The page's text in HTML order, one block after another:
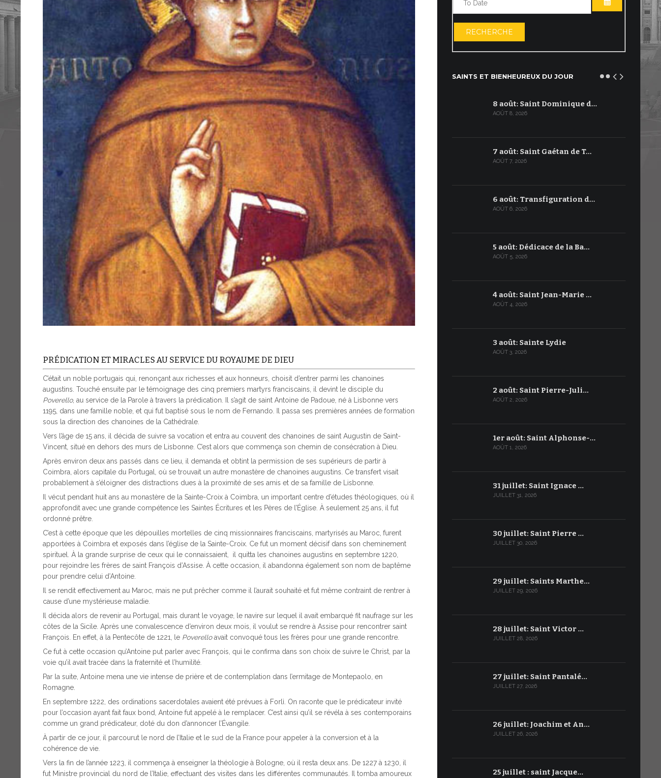
PRÉDICATION ET MIRACLES AU SERVICE DU ROYAUME DE DIEU
C’était un noble portugais qui, renonçant aux richesses et aux honneurs, choisit d’entrer parmi les chanoines
augustins. Touché ensuite par le témoignage des cinq premiers martyrs franciscains, il devint le disciple du
Poverello, au service de la Parole à travers la prédication. Il s’agit de saint Antoine de Padoue, né à Lisbonne vers
1195, dans une famille noble, et qui fut baptisé sous le nom de Fernando. Il passa ses premières années de formation
sous la direction des chanoines de la Cathédrale.
Vers l’âge de 15 ans, il décida de suivre sa vocation et entra au couvent des chanoines de saint Augustin de Saint-
Vincent, situé en dehors des murs de Lisbonne. C’est alors que commença son chemin de consécration à Dieu.
Après environ deux ans passés dans ce lieu, il demanda et obtint la permission de ses supérieurs de partir à
Coimbra, alors capitale du Portugal, où se trouvait un autre monastère de chanoines augustins. Ce transfert visait
probablement à s’éloigner des distractions dues à la proximité de ses amis et de sa famille de Lisbonne.
Il vécut pendant huit ans au monastère de la Sainte-Croix à Coimbra, un important centre d’études théologiques, où il
approfondit avec une grande compétence les Saintes Écritures et les Pères de l’Église. À seulement 25 ans, il fut
ordonné prêtre.
C’est à cette époque que les dépouilles mortelles de cinq missionnaires franciscains, martyrisés au Maroc, furent
apportées à Coimbra et exposés dans l’église de la Sainte-Croix. Ce fut un moment décisif dans son cheminement
spirituel. À la grande surprise de ceux qui le connaissaient, il quitta les chanoines augustins en septembre 1220,
pour rejoindre les frères de saint François d’Assise. À cette occasion, il abandonna également son nom de baptême
pour prendre celui d’Antoine.
Il se rendit effectivement au Maroc, mais ne put prêcher comme il l’aurait souhaité et fut même contraint de rentrer à
cause d’une mystérieuse maladie.
Il décida alors de revenir au Portugal, mais durant le voyage, le navire sur lequel il avait embarqué fit naufrage sur les
côtes de la Sicile. Après une convalescence d’environ deux mois, il voulut se rendre à Assise pour rencontrer saint
François. En effet, à la Pentecôte de 1221, le Poverelloavait convoqué tous les frères pour une grande rencontre.
Ce fut à cette occasion qu’Antoine put parler avec François, qui le confirma dans son choix de suivre le Christ, par la
voie qu’il avait tracée dans la fraternité et l’humilité.
Par la suite, Antoine mena une vie intense de prière et de contemplation dans l’ermitage de Montepaolo, en
Romagne.
En septembre 1222, des ordinations sacerdotales avaient été prévues à Forlì. On raconte que le prédicateur invité
pour l’occasion ayant fait faux bond, Antoine fut appelé à le remplacer. C’est ainsi qu’il se révéla à ses contemporains
comme un grand prédicateur, doté du don d’annoncer l’Évangile.
À partir de ce jour, il parcourut le nord de l’Italie et le sud de la France pour appeler à la conversion et à la
cohérence de vie.
Vers la fin de l’année 1223, il commença à enseigner la théologie à Bologne, où il resta deux ans. De 1227 à 1230, il
fut Ministre provincial du nord de l’Italie, effectuant des visites dans les différentes communautés. Il tomba amoureux
OUVRIR LE
RECHERCHE
SAINTS ET BIENHEUREUX DU JOUR
8 août: Saint Dominique d…
AOÛT 8, 2026
7 août: Saint Gaétan de T…
AOÛT 7, 2026
6 août: Transfiguration d…
AOÛT 6, 2026
5 août: Dédicace de la Ba…
AOÛT 5, 2026
4 août: Saint Jean-Marie …
AOÛT 4, 2026
3 août: Sainte Lydie
AOÛT 3, 2026
2 août: Saint Pierre-Juli…
AOÛT 2, 2026
1er août: Saint Alphonse-…
AOÛT 1, 2026
31 juillet: Saint Ignace …
JUILLET 31, 2026
30 juillet: Saint Pierre …
JUILLET 30, 2026
29 juillet: Saints Marthe…
JUILLET 29, 2026
28 juillet: Saint Victor …
JUILLET 28, 2026
27 juillet: Saint Pantalé…
JUILLET 27, 2026
26 juillet: Joachim et An…
JUILLET 26, 2026
25 juillet : saint Jacque…